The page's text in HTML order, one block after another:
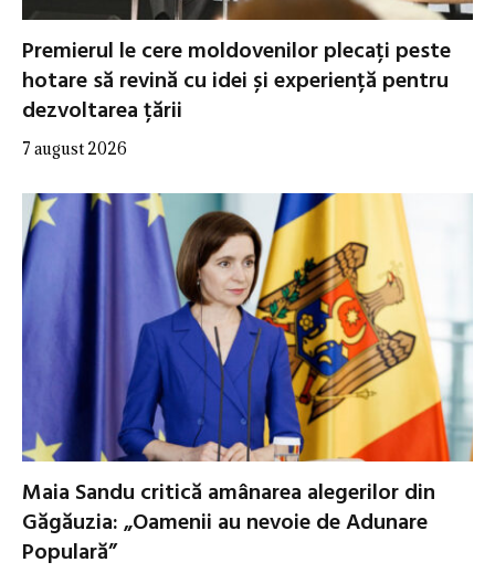
Premierul le cere moldovenilor plecați peste
hotare să revină cu idei și experiență pentru
dezvoltarea țării
7 august 2026
Maia Sandu critică amânarea alegerilor din
Găgăuzia: „Oamenii au nevoie de Adunare
Populară”